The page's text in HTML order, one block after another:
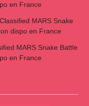
en France
MARS Snake
dispo en France
MARS Snake Battle
en France